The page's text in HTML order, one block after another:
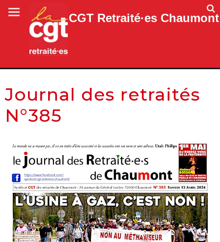
CGT Retraité·es Chaumont
Journal des retraités
N°385